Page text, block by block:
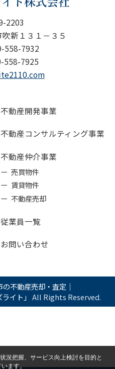
2203
新１３１－３５
558-7932
558-7925
不動産開発事業
不動産コンサルティング事業
不動産仲介事業
ー 売買物件
ー 賃貸物件
ー 不動産売却
従業員一覧
お問い合わせ
不動産売却・査定｜
イト」 All Rights Reserved.
況把握、サービス向上検討を目的と
ます。